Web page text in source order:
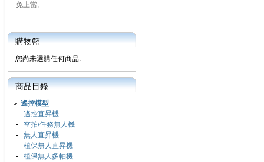
免上當。
購物籃
您尚未選購任何商品.
商品目錄
遙控模型
- 遙控直昇機
- 空拍/任務無人機
- 無人直昇機
- 植保無人直昇機
- 植保無人多軸機